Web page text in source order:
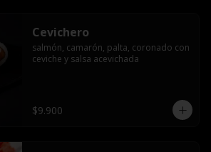
Cevichero
salmón, camarón, palta, coronado con
ceviche y salsa acevichada
$9.900